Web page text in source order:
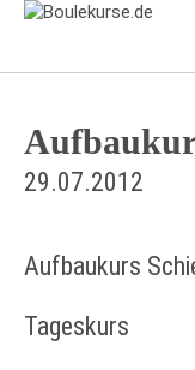
29.07.2012
Aufbaukurs
Tageskurs